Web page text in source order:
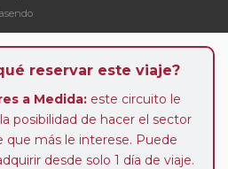
reservar este viaje?
a Medida: este circuito le
posibilidad de hacer el sector
que más le interese. Puede
desde solo 1 día de viaje.